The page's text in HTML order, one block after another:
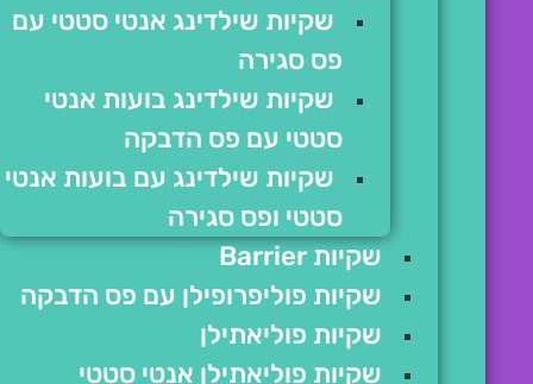
שקיות שילדינג אנטי סטטי עם
פס סגירה
שקיות שילדינג בועות אנטי
סטטי עם פס הדבקה
שקיות שילדינג עם בועות אנטי
סטטי ופס סגירה
שקיות Barrier
שקיות פוליפרופילן עם פס הדבקה
שקיות פוליאתילן
שקיות פוליאתילן אנטי סטטי